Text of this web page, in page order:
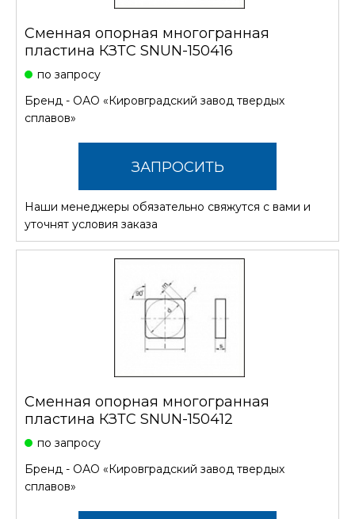
Сменная опорная многогранная
пластина КЗТС SNUN-150416
по запросу
Бренд - ОАО «Кировградский завод твердых
сплавов»
ЗАПРОСИТЬ
СТОИМОСТЬ
Наши менеджеры обязательно свяжутся с вами и
уточнят условия заказа
Сменная опорная многогранная
пластина КЗТС SNUN-150412
по запросу
Бренд - ОАО «Кировградский завод твердых
сплавов»